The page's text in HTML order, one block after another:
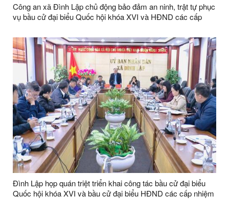
Công an xã Đình Lập chủ động bảo đảm an ninh, trật tự phục
vụ bầu cử đại biểu Quốc hội khóa XVI và HĐND các cấp
Đình Lập họp quán triệt triển khai công tác bầu cử đại biểu
Quốc hội khóa XVI và bầu cử đại biểu HĐND các cấp nhiệm